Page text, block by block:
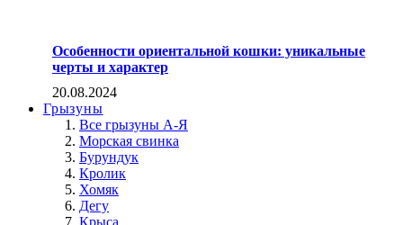
Особенности ориентальной кошки: уникальные
черты и характер
20.08.2024
Грызуны
Все грызуны А-Я
Морская свинка
Бурундук
Кролик
Хомяк
Дегу